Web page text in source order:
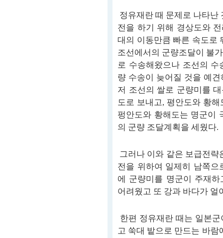
정유재란 때 문제로 나타난
전을 하기 위해 경상도와
대의 이동만큼 빠른 속도로
조선에서의 군량조달이 불
로 수송해왔으나 조선의
량 수송이 늦어질 것을 예
저 조선의 쌀로 군량미를
도로 보내고, 평안도와 황
펑안도와 황해도는 명군이
의 군량 조달계획을 세웠다.
그러나 이와 같은 보급전략
전을 위하여 일제히 남쪽
에 군량미를 명군이 주재
어려웠고 또 강과 바다가 얼
한편 정유재란 때는 일본
고 쑥대 밭으로 만드는 바람